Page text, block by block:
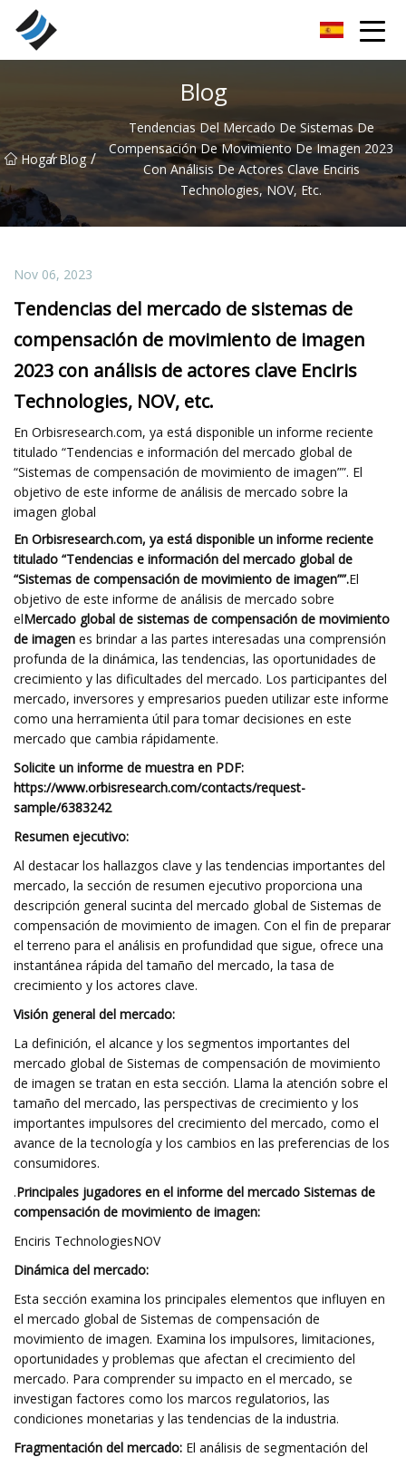
Blog
Hogar
/ Blog /
Tendencias Del Mercado De Sistemas De
Compensación De Movimiento De Imagen 2023
Con Análisis De Actores Clave Enciris
Technologies, NOV, Etc.
Nov 06, 2023
Tendencias del mercado de sistemas de
compensación de movimiento de imagen
2023 con análisis de actores clave Enciris
Technologies, NOV, etc.
En Orbisresearch.com, ya está disponible un informe reciente
titulado “Tendencias e información del mercado global de
“Sistemas de compensación de movimiento de imagen””. El
objetivo de este informe de análisis de mercado sobre la
imagen global
En Orbisresearch.com, ya está disponible un informe reciente
titulado “Tendencias e información del mercado global de
“Sistemas de compensación de movimiento de imagen””.El
objetivo de este informe de análisis de mercado sobre
elMercado global de sistemas de compensación de movimiento
de imagen es brindar a las partes interesadas una comprensión
profunda de la dinámica, las tendencias, las oportunidades de
crecimiento y las dificultades del mercado. Los participantes del
mercado, inversores y empresarios pueden utilizar este informe
como una herramienta útil para tomar decisiones en este
mercado que cambia rápidamente.
Solicite un informe de muestra en PDF:
https://www.orbisresearch.com/contacts/request-
sample/6383242
Resumen ejecutivo:
Al destacar los hallazgos clave y las tendencias importantes del
mercado, la sección de resumen ejecutivo proporciona una
descripción general sucinta del mercado global de Sistemas de
compensación de movimiento de imagen. Con el fin de preparar
el terreno para el análisis en profundidad que sigue, ofrece una
instantánea rápida del tamaño del mercado, la tasa de
crecimiento y los actores clave.
Visión general del mercado:
La definición, el alcance y los segmentos importantes del
mercado global de Sistemas de compensación de movimiento
de imagen se tratan en esta sección. Llama la atención sobre el
tamaño del mercado, las perspectivas de crecimiento y los
importantes impulsores del crecimiento del mercado, como el
avance de la tecnología y los cambios en las preferencias de los
consumidores.
.Principales jugadores en el informe del mercado Sistemas de
compensación de movimiento de imagen:
Enciris TechnologiesNOV
Dinámica del mercado:
Esta sección examina los principales elementos que influyen en
el mercado global de Sistemas de compensación de
movimiento de imagen. Examina los impulsores, limitaciones,
oportunidades y problemas que afectan el crecimiento del
mercado. Para comprender su impacto en el mercado, se
investigan factores como los marcos regulatorios, las
condiciones monetarias y las tendencias de la industria.
Fragmentación del mercado: El análisis de segmentación del